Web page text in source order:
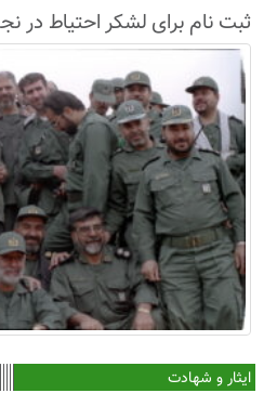
ثبت نام برای لشکر احتیاط در
ایثار و شهادت